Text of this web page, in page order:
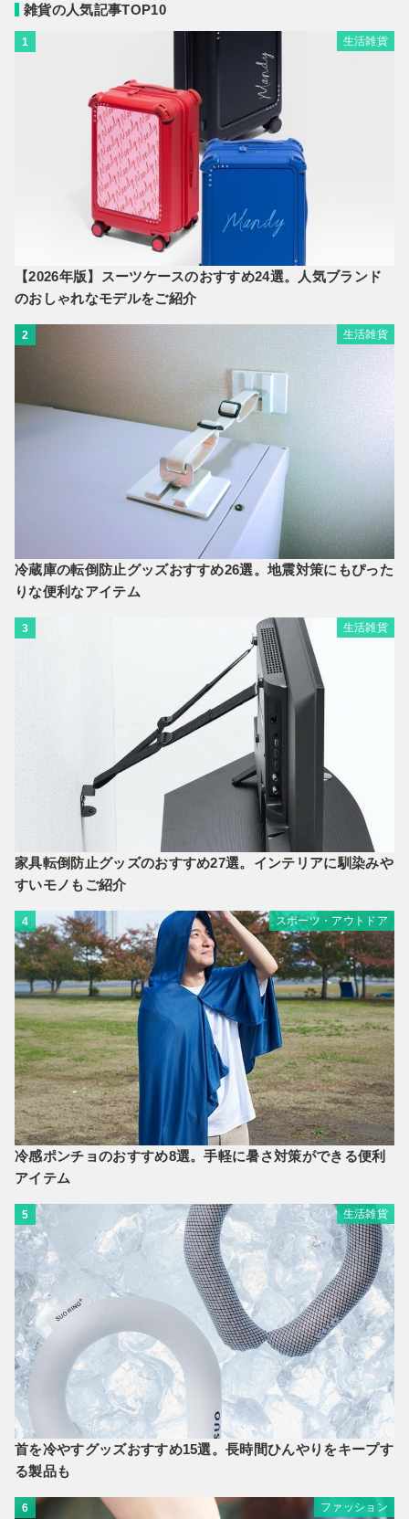
雑貨の人気記事TOP10
1 生活雑貨
【2026年版】スーツケースのおすすめ24選。人気ブランド
のおしゃれなモデルをご紹介
2 生活雑貨
冷蔵庫の転倒防止グッズおすすめ26選。地震対策にもぴった
りな便利なアイテム
3 生活雑貨
家具転倒防止グッズのおすすめ27選。インテリアに馴染みや
すいモノもご紹介
4 スポーツ・アウトドア
冷感ポンチョのおすすめ8選。手軽に暑さ対策ができる便利
アイテム
5 生活雑貨
首を冷やすグッズおすすめ15選。長時間ひんやりをキープす
る製品も
6 ファッション